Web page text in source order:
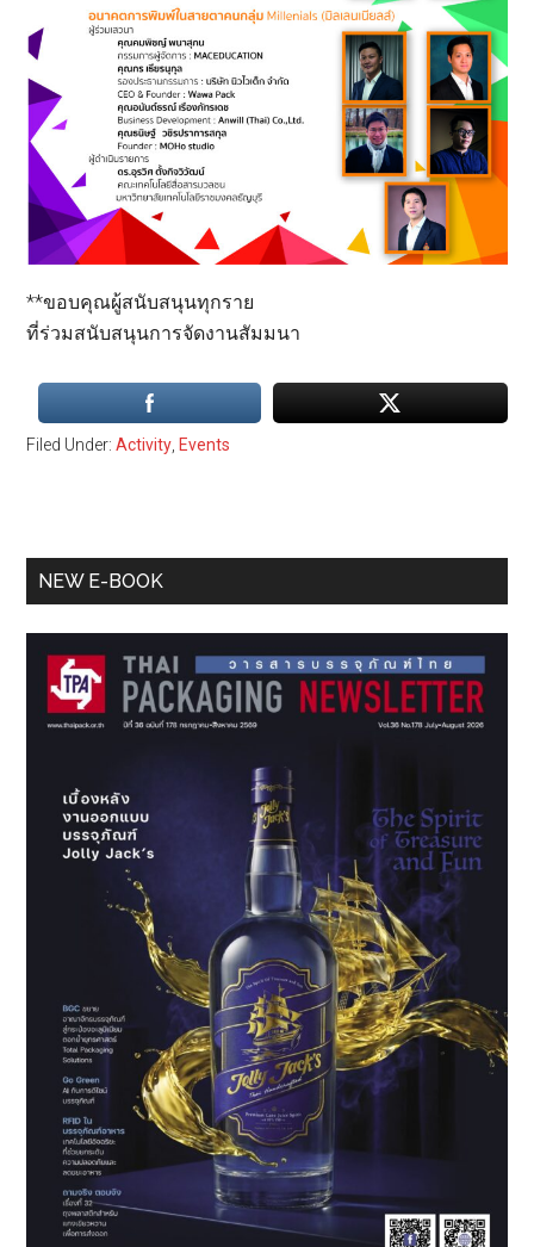
**ขอบคุณผู้สนับสนุนทุกราย
ที่ร่วมสนับสนุนการจัดงานสัมมนา
Filed Under:Activity, Events
Primary
NEW E-BOOK